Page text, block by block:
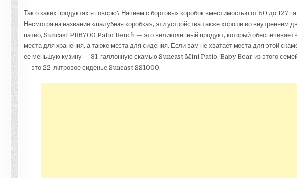
Так о каких продуктах я говорю? Начнем с бортовых коробок вместимостью от 50 до 127
Несмотря на название «палубная коробка», эти устройства также хороши во внутреннем
патио, Suncast PB6700 Patio Bench — это великолепный продукт, который обеспечивает
места для хранения, а также места для сидения. Если вам не хватает места для этой
ее меньшую кузину — 31-галлонную скамью Suncast Mini Patio. Baby Bear из этого
— это 22-литровое сиденье Suncast SS1000.